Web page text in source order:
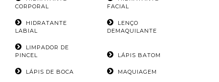
CORPORAL
FACIAL
HIDRATANTE
LABIAL
LENÇO
DEMAQUILANTE
LIMPADOR DE
PINCEL
LÁPIS BATOM
LÁPIS DE BOCA MAQUIAGEM